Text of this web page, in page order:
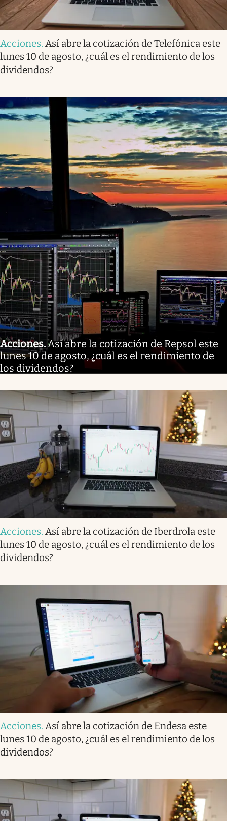
Acciones. Así abre la cotización de Telefónica este
lunes 10 de agosto, ¿cuál es el rendimiento de los
dividendos?
Acciones.Así abre la cotización de Repsol este
lunes 10 de agosto, ¿cuál es el rendimiento de
los dividendos?
Acciones. Así abre la cotización de Iberdrola este
lunes 10 de agosto, ¿cuál es el rendimiento de los
dividendos?
Acciones. Así abre la cotización de Endesa este
lunes 10 de agosto, ¿cuál es el rendimiento de los
dividendos?